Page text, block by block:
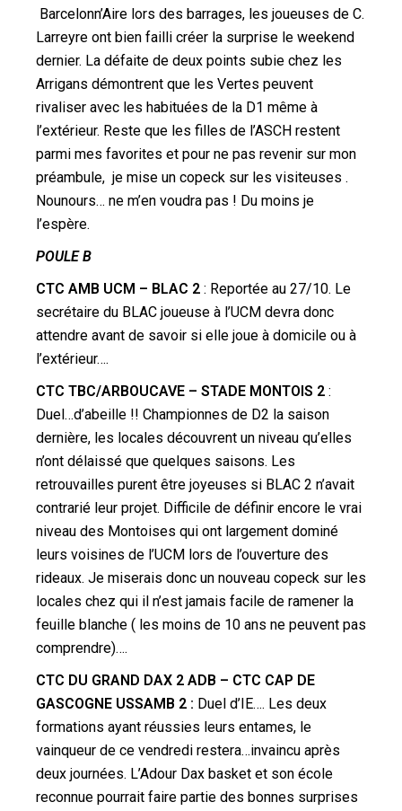
Barcelonn’Aire lors des barrages, les joueuses de C.
Larreyre ont bien failli créer la surprise le weekend
dernier. La défaite de deux points subie chez les
Arrigans démontrent que les Vertes peuvent
rivaliser avec les habituées de la D1 même à
l’extérieur. Reste que les filles de l’ASCH restent
parmi mes favorites et pour ne pas revenir sur mon
préambule, je mise un copeck sur les visiteuses .
Nounours… ne m’en voudra pas ! Du moins je
l’espère.
POULE B
CTC AMB UCM – BLAC 2 : Reportée au 27/10. Le
secrétaire du BLAC joueuse à l’UCM devra donc
attendre avant de savoir si elle joue à domicile ou à
l’extérieur….
CTC TBC/ARBOUCAVE – STADE MONTOIS 2 :
Duel…d’abeille !! Championnes de D2 la saison
dernière, les locales découvrent un niveau qu’elles
n’ont délaissé que quelques saisons. Les
retrouvailles purent être joyeuses si BLAC 2 n’avait
contrarié leur projet. Difficile de définir encore le vrai
niveau des Montoises qui ont largement dominé
leurs voisines de l’UCM lors de l’ouverture des
rideaux. Je miserais donc un nouveau copeck sur les
locales chez qui il n’est jamais facile de ramener la
feuille blanche ( les moins de 10 ans ne peuvent pas
comprendre)….
CTC DU GRAND DAX 2 ADB – CTC CAP DE
GASCOGNE USSAMB 2 : Duel d’IE…. Les deux
formations ayant réussies leurs entames, le
vainqueur de ce vendredi restera…invaincu après
deux journées. L’Adour Dax basket et son école
reconnue pourrait faire partie des bonnes surprises